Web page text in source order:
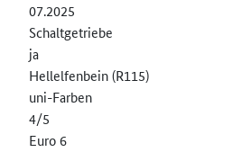
07.2025
Schaltgetriebe
ja
Hellelfenbein (R115)
uni-Farben
4/5
Euro 6